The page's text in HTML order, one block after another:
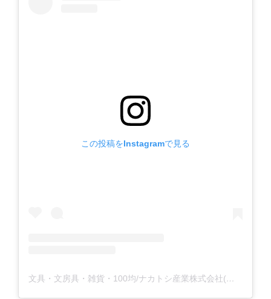
この投稿をInstagramで見る
文具・文房具・雑貨・100均/ナカトシ産業株式会社(@nakatoshi_official)がシェアした投稿